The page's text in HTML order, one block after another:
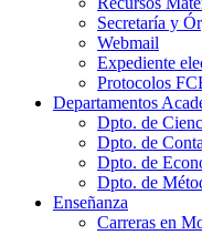
Secretaría y
Webmail
Expediente
Protocolos
Departamentos
Dpto. de
Dpto. de
Dpto. de
Dpto. de
Enseñanza
Carreras en